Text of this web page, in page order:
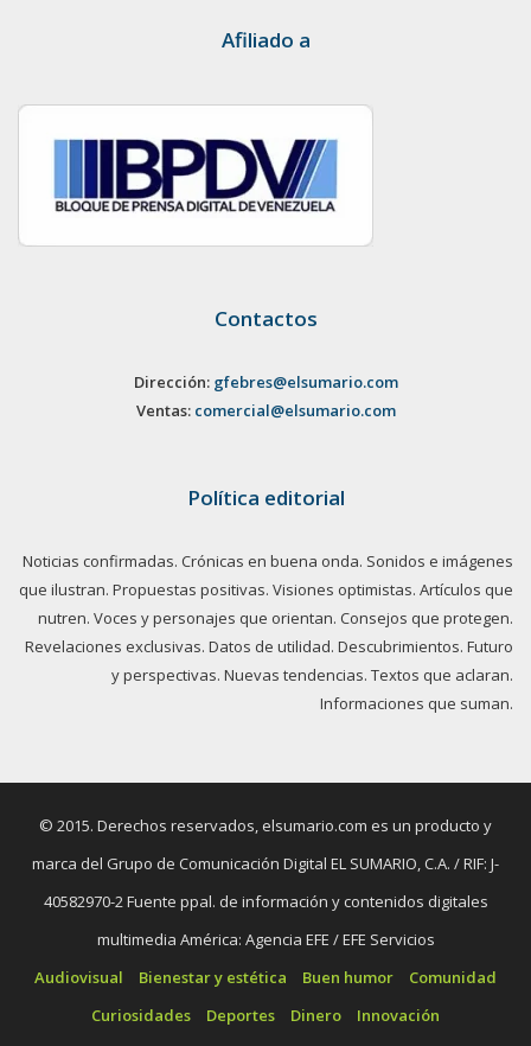
Afiliado a
Contactos
Dirección: gfebres@elsumario.com
Ventas: comercial@elsumario.com
Política editorial
Noticias confirmadas. Crónicas en buena onda. Sonidos e imágenes
que ilustran. Propuestas positivas. Visiones optimistas. Artículos que
nutren. Voces y personajes que orientan. Consejos que protegen.
Revelaciones exclusivas. Datos de utilidad. Descubrimientos. Futuro
y perspectivas. Nuevas tendencias. Textos que aclaran.
Informaciones que suman.
© 2015. Derechos reservados, elsumario.com es un producto y
marca del Grupo de Comunicación Digital EL SUMARIO, C.A. / RIF: J-
40582970-2 Fuente ppal. de información y contenidos digitales
multimedia América: Agencia EFE / EFE Servicios
Audiovisual
Bienestar y estética Buen humor
Comunidad
Curiosidades
Deportes Dinero
Innovación